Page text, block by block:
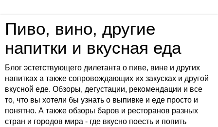
Пиво, вино, другие
напитки и вкусная еда
Блог эстетствующего дилетанта о пиве, вине и других
напитках а также сопровождающих их закусках и другой
вкусной еде. Обзоры, дегустации, рекомендации и все
то, что вы хотели бы узнать о выпивке и еде просто и
понятно. А также обзоры баров и ресторанов разных
стран и городов мира - где вкусно поесть и попить